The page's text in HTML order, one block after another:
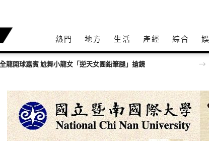
熱門 地方 生活 產經 綜合
龍開球嘉賓 尬舞小龍女「逆天女團鉛筆腿」搶鏡